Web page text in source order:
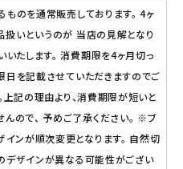
のを通常販売しております。 4ヶ
いというのが 当店の見解となり
いたします。 消費期限を4ヶ月切っ
を記載させていただきますのでご
上記の理由より、消費期限が短いと
ので、 予めご了承ください。 ※ブ
インが順次変更となります。 自然切
デザインが異なる可能性がござい